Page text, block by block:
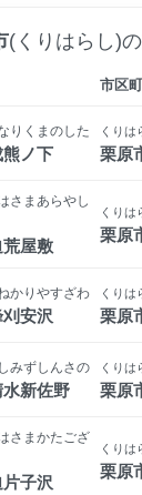
(くりはらし)
市区
りくまのした
ノ下
くりは
栗原
さまあらやし
屋敷
くりは
栗原
かりやすざわ
安沢
くりは
栗原
みずしんさの
新佐野
くりは
栗原
さまかたござ
子沢
くりは
栗原